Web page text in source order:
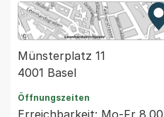
Münsterplatz 11
4001 Basel
Öffnungszeiten